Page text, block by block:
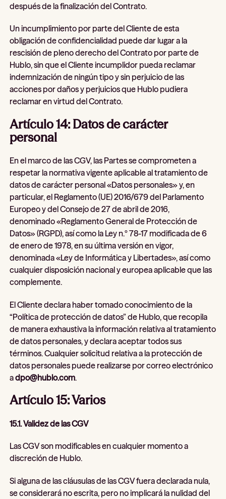
después de la finalización del Contrato.
Un incumplimiento por parte del Cliente de esta
obligación de confidencialidad puede dar lugar a la
rescisión de pleno derecho del Contrato por parte de
Hublo, sin que el Cliente incumplidor pueda reclamar
indemnización de ningún tipo y sin perjuicio de las
acciones por daños y perjuicios que Hublo pudiera
reclamar en virtud del Contrato.
Artículo 14: Datos de carácter
personal
En el marco de las CGV, las Partes se comprometen a
respetar la normativa vigente aplicable al tratamiento de
datos de carácter personal «Datos personales» y, en
particular, el Reglamento (UE) 2016/679 del Parlamento
Europeo y del Consejo de 27 de abril de 2016,
denominado «Reglamento General de Protección de
Datos» (RGPD), así como la Ley n.º 78-17 modificada de 6
de enero de 1978, en su última versión en vigor,
denominada «Ley de Informática y Libertades», así como
cualquier disposición nacional y europea aplicable que las
complemente.
El Cliente declara haber tomado conocimiento de la
“Política de protección de datos” de Hublo, que recopila
de manera exhaustiva la información relativa al tratamiento
de datos personales, y declara aceptar todos sus
términos. Cualquier solicitud relativa a la protección de
datos personales puede realizarse por correo electrónico
adpo@hublo.com.
Artículo 15: Varios
15.1. Validez de las CGV
Las CGV son modificables en cualquier momento a
discreción de Hublo.
Si alguna de las cláusulas de las CGV fuera declarada nula,
se considerará no escrita, pero no implicará la nulidad del